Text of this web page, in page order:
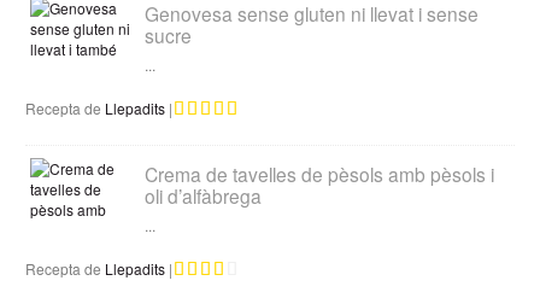
Genovesa sense gluten ni llevat i sense
sucre
...
Recepta de Llepadits |
Crema de tavelles de pèsols amb pèsols i
oli d’alfàbrega
...
Recepta de Llepadits |